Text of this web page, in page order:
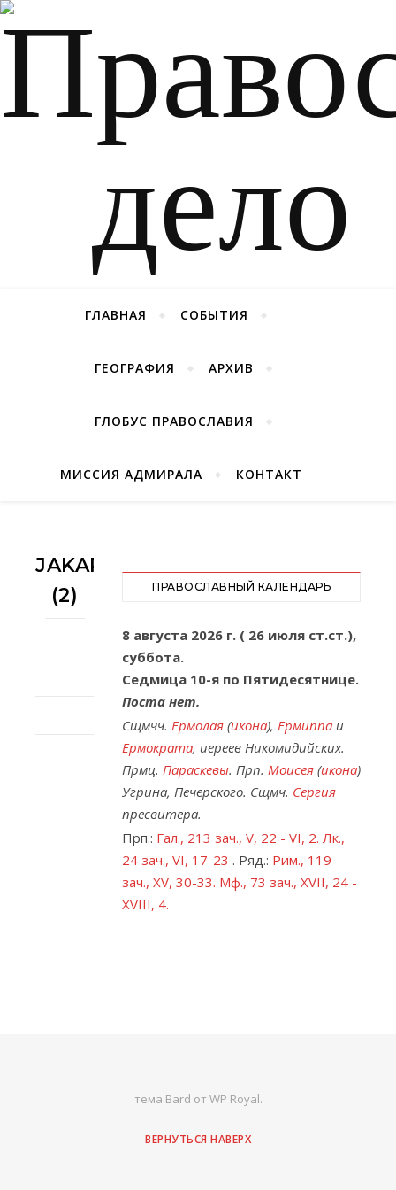
ГЛАВНАЯ СОБЫТИЯ
ГЕОГРАФИЯ АРХИВ
ГЛОБУС ПРАВОСЛАВИЯ
МИССИЯ АДМИРАЛА КОНТАКТ
JAKARTA
(2)
ПРАВОСЛАВНЫЙ КАЛЕНДАРЬ
8 августа 2026 г. ( 26 июля ст.ст.),
суббота.
Седмица 10-я по Пятидесятнице.
Поста нет.
Сщмчч. Ермолая (икона), Ермиппа и
Ермократа, иереев Никомидийских.
Прмц. Параскевы. Прп. Моисея (икона)
Угрина, Печерского. Сщмч. Сергия
пресвитера.
Прп.: Гал., 213 зач., V, 22 - VI, 2. Лк.,
24 зач., VI, 17-23 . Ряд.: Рим., 119
зач., XV, 30-33. Мф., 73 зач., XVII, 24 -
XVIII, 4.
тема Bard от WP Royal.
ВЕРНУТЬСЯ НАВЕРХ